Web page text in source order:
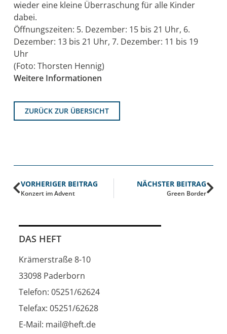
wieder eine kleine Überraschung für alle Kinder
dabei.
Öffnungszeiten: 5. Dezember: 15 bis 21 Uhr, 6.
Dezember: 13 bis 21 Uhr, 7. Dezember: 11 bis 19
Uhr
(Foto: Thorsten Hennig)
Weitere Informationen
ZURÜCK ZUR ÜBERSICHT
VORHERIGER BEITRAG
Konzert im Advent
NÄCHSTER BEITRAG
Green Border
DAS HEFT
Krämerstraße 8-10
33098 Paderborn
Telefon: 05251/62624
Telefax: 05251/62628
E-Mail: mail@heft.de